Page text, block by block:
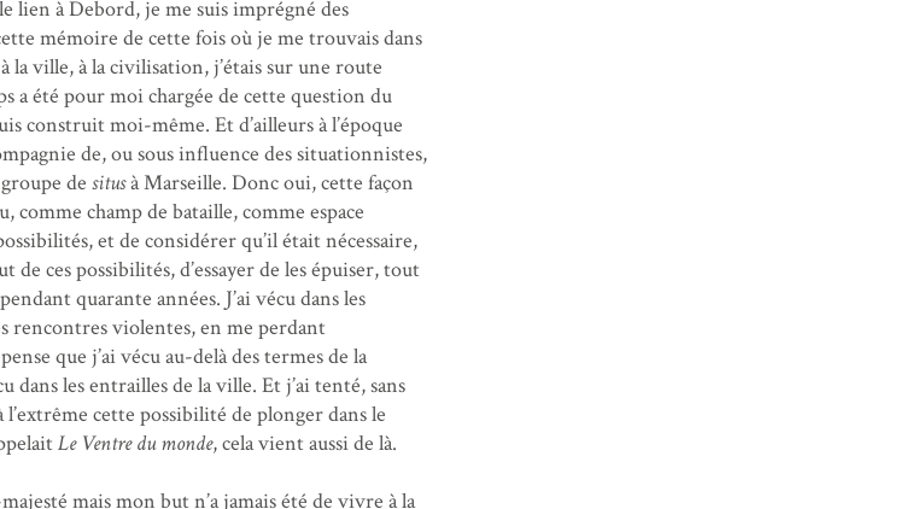
lien à Debord, je me suis imprégné des
mémoire de cette fois où je me trouvais dans
la ville, à la civilisation, j’étais sur une route
été pour moi chargée de cette question du
construit moi-même. Et d’ailleurs à l’époque
de, ou sous influence des situationnistes,
de situsà Marseille. Donc oui, cette façon
champ de bataille, comme espace
et de considérer qu’il était nécessaire,
ces possibilités, d’essayer de les épuiser, tout
quarante années. J’ai vécu dans les
rencontres violentes, en me perdant
que j’ai vécu au-delà des termes de la
dans les entrailles de la ville. Et j’ai tenté, sans
cette possibilité de plonger dans le
Le Ventre du monde, cela vient aussi de là.
mais mon but n’a jamais été de vivre à la